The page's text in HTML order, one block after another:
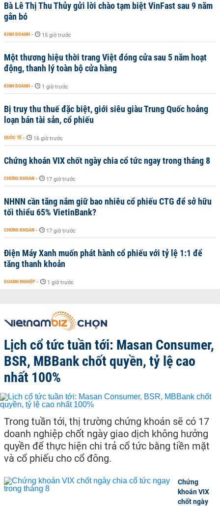
Bà Lê Thị Thu Thủy gửi lời chào tạm biệt VinFast sau 9 năm
gắn bó
KINH DOANH - 15 giờ trước
Một thương hiệu thời trang Việt đóng cửa sau 5 năm hoạt
động, thanh lý toàn bộ cửa hàng
KINH DOANH - 1 giờ trước
Bị truy thu thuế đặc biệt, giới siêu giàu Trung Quốc hoảng
loạn bán tài sản, cổ phiếu
QUỐC TẾ - 16 giờ trước
Chứng khoán VIX chốt ngày chia cổ tức ngay trong tháng 8
CHỨNG KHOÁN - 17 giờ trước
NHNN cần tăng nắm giữ bao nhiêu cổ phiếu CTG để sở hữu
tối thiểu 65% VietinBank?
CHỨNG KHOÁN - 17 giờ trước
Điện Máy Xanh muốn phát hành cổ phiếu với tỷ lệ 1:1 để
tăng thanh khoản
DOANH NGHIỆP - 1 giờ trước
Lịch cổ tức tuần tới: Masan Consumer,
BSR, MBBank chốt quyền, tỷ lệ cao
nhất 100%
Trong tuần tới, thị trường chứng khoán sẽ có 17
doanh nghiệp chốt ngày giao dịch không hưởng
quyền để thực hiện chi trả cổ tức bằng tiền mặt
và cổ phiếu cho cổ đông.
Chứng
khoán VIX
chốt ngày